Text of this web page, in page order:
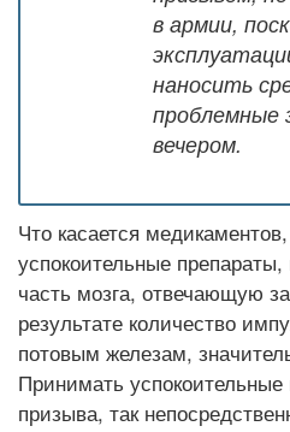
в армии,
наносить
проблемные
вечером.
Что касается
успокоительные
часть мозга, отвечающую
результате количество
потовым железам,
Принимать
призыва, так